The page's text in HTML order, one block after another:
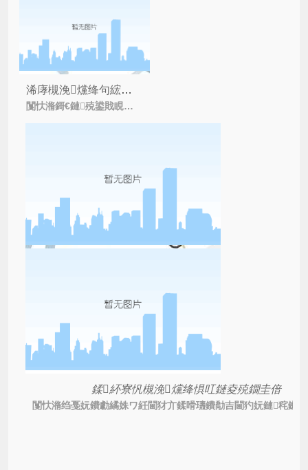
浠庨槻浼爣绛句綋鐜板嚭鍟嗗搧缁煎悎绱犺川
闅忕潃鎶€鏈殑鍙戝睍锛岄槻浼妧鏈篃缁忓巻浜嗗法澶х殑鍙橀潻锛岄槻浼爣绛惧湪鎶€鏈拰闃蹭吉鏁堟灉涓婇兘鏈変簡璐ㄧ殑椋炶穬銆傝繖璇佹槑浜?/i>
鍒紑寮忛槻浼爣绛惧叿鏈夌殑鐗圭偣